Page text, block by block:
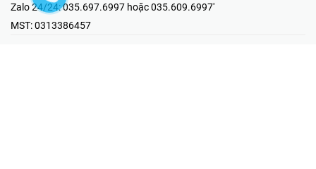
Zalo 24/24:035.697.6997 hoặc 035.609.6997'
MST:0313386457